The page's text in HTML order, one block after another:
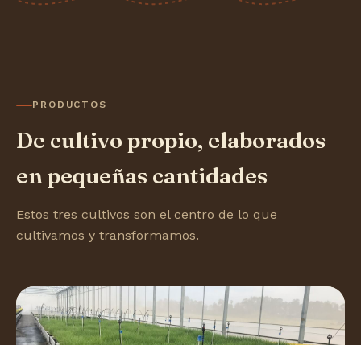
PRODUCTOS
De cultivo propio, elaborados
en pequeñas cantidades
Estos tres cultivos son el centro de lo que
cultivamos y transformamos.